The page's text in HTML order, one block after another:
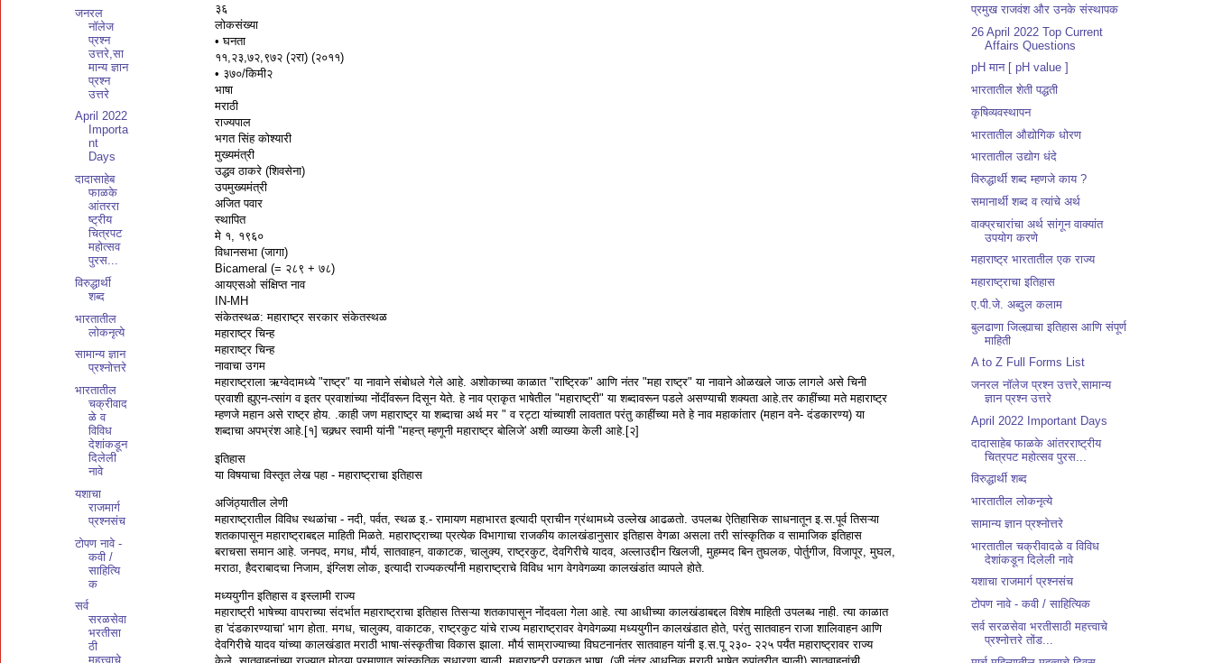
३६
लोकसंख्या
• घनता
११,२३,७२,९७२ (२रा) (२०११)
• ३७०/किमी२
भाषा
मराठी
राज्यपाल
भगत सिंह कोश्यारी
मुख्यमंत्री
उद्धव ठाकरे (शिवसेना)
उपमुख्यमंत्री
अजित पवार
स्थापित
मे १, १९६०
विधानसभा (जागा)
Bicameral (= २८९ + ७८)
आयएसओ संक्षिप्त नाव
IN-MH
संकेतस्थळ: महाराष्ट्र सरकार संकेतस्थळ
महाराष्ट्र चिन्ह
महाराष्ट्र चिन्ह
नावाचा उगम
महाराष्ट्राला ऋग्वेदामध्ये "राष्ट्र" या नावाने संबोधले गेले आहे. अशोकाच्या काळात "राष्ट्रिक" आणि नंतर "महा राष्ट्र" या नावाने ओळखले जाऊ लागले असे चिनी
प्रवाशी ह्युएन-त्सांग व इतर प्रवाशांच्या नोंदींवरून दिसून येते. हे नाव प्राकृत भाषेतील "महाराष्ट्री" या शब्दावरून पडले असण्याची शक्यता आहे.तर काहींच्या मते महाराष्ट्र
म्हणजे महान असे राष्ट्र होय. .काही जण महाराष्ट्र या शब्दाचा अर्थ मर " व रट्टा यांच्याशी लावतात परंतु काहींच्या मते हे नाव महाकांतार (महान वने- दंडकारण्य) या
शब्दाचा अपभ्रंश आहे.[१] चक्र्धर स्वामी यांनी "महन्त् म्हणूनी महाराष्ट्र बोलिजे' अशी व्याख्या केली आहे.[२]
इतिहास
या विषयाचा विस्तृत लेख पहा - महाराष्ट्राचा इतिहास
अजिंठ्यातील लेणी
महाराष्ट्रातील विविध स्थळांचा - नदी, पर्वत, स्थळ इ.- रामायण महाभारत इत्यादी प्राचीन ग्रंथामध्ये उल्लेख आढळतो. उपलब्ध ऐतिहासिक साधनातून इ.स.पूर्व तिसऱ्या
शतकापासून महाराष्ट्राबद्दल माहिती मिळते. महाराष्ट्राच्या प्रत्येक विभागाचा राजकीय कालखंडानुसार इतिहास वेगळा असला तरी सांस्कृतिक व सामाजिक इतिहास
बराचसा समान आहे. जनपद, मगध, मौर्य, सातवाहन, वाकाटक, चालुक्य, राष्ट्रकुट, देवगिरीचे यादव, अल्लाउद्दीन खिलजी, मुहम्मद बिन तुघलक, पोर्तुगीज, विजापूर, मुघल,
मराठा, हैदराबादचा निजाम, इंग्लिश लोक, इत्यादी राज्यकर्त्यांनी महाराष्ट्राचे विविध भाग वेगवेगळ्या कालखंडांत व्यापले होते.
मध्ययुगीन इतिहास व इस्लामी राज्य
महाराष्ट्री भाषेच्या वापराच्या संदर्भात महाराष्ट्राचा इतिहास तिसऱ्या शतकापासून नोंदवला गेला आहे. त्या आधीच्या कालखंडाबद्दल विशेष माहिती उपलब्ध नाही. त्या काळात
हा 'दंडकारण्याचा' भाग होता. मगध, चालुक्य, वाकाटक, राष्ट्रकुट यांचे राज्य महाराष्ट्रावर वेगवेगळ्या मध्ययुगीन कालखंडात होते, परंतु सातवाहन राजा शालिवाहन आणि
देवगिरीचे यादव यांच्या कालखंडात मराठी भाषा-संस्कृतीचा विकास झाला. मौर्य साम्राज्याच्या विघटनानंतर सातवाहन यांनी इ.स.पू २३०- २२५ पर्यंत महाराष्ट्रावर राज्य
जनरल
नॉलेज
प्रश्न
उत्तरे,सा
मान्य ज्ञान
प्रश्न
उत्तरे
April 2022
Importa
nt
Days
दादासाहेब
फाळके
आंतररा
ष्ट्रीय
चित्रपट
महोत्सव
पुरस...
विरुद्धार्थी
शब्द
भारतातील
लोकनृत्ये
सामान्य ज्ञान
प्रश्नोत्तरे
भारतातील
चक्रीवाद
ळे व
विविध
देशांकडून
दिलेली
नावे
यशाचा
राजमार्ग
प्रश्नसंच
टोपण नावे -
कवी /
साहित्यि
क
सर्व
सरळसेवा
भरतीसा
ठी
महत्त्वाचे
प्रमुख राजवंश और उनके संस्थापक
26 April 2022 Top Current
Affairs Questions
pH मान [ pH value ]
भारतातील शेती पद्धती
कृषिव्यवस्थापन
भारतातील औद्योगिक धोरण
भारतातील उद्योग धंदे
विरुद्धार्थी शब्द म्हणजे काय ?
समानार्थी शब्द व त्यांचे अर्थ
वाक्प्रचारांचा अर्थ सांगून वाक्यांत
उपयोग करणे
महाराष्ट्र भारतातील एक राज्य
महाराष्ट्राचा इतिहास
ए.पी.जे. अब्दुल कलाम
बुलढाणा जिल्ह्याचा इतिहास आणि संपूर्ण
माहिती
A to Z Full Forms List
जनरल नॉलेज प्रश्न उत्तरे,सामान्य
ज्ञान प्रश्न उत्तरे
April 2022 Important Days
दादासाहेब फाळके आंतरराष्ट्रीय
चित्रपट महोत्सव पुरस...
विरुद्धार्थी शब्द
भारतातील लोकनृत्ये
सामान्य ज्ञान प्रश्नोत्तरे
भारतातील चक्रीवादळे व विविध
देशांकडून दिलेली नावे
यशाचा राजमार्ग प्रश्नसंच
टोपण नावे - कवी / साहित्यिक
सर्व सरळसेवा भरतीसाठी महत्त्वाचे
प्रश्नोत्तरे तोंड...